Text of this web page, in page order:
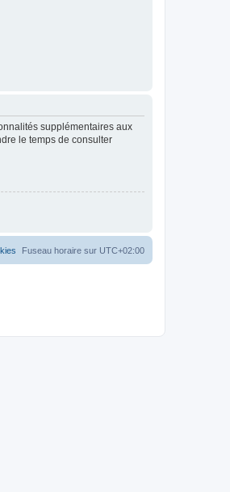
supplémentaires aux
le temps de consulter
Fuseau horaire sur UTC+02:00